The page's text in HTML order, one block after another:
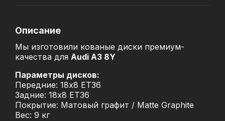
Описание
Мы изготовили кованые диски премиум-
качества для Audi A3 8Y
Параметры дисков:
Передние: 18x8 ET36
Задние: 18x8 ET36
Покрытие: Матовый графит / Matte Graphite
Вес: 9 кг